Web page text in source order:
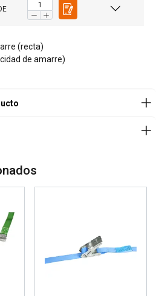
(recta)
de amarre)
ENGLISH TRANSLATION
utiliza cookies